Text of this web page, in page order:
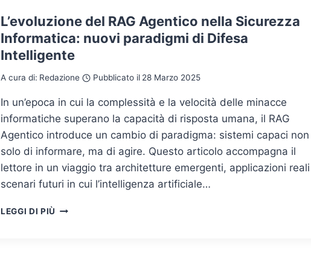
COME
PILASTRO
DI
SICUREZZA
L’evoluzione del RAG Agentico nella Sicurezza
Informatica: nuovi paradigmi di Difesa
Intelligente
A cura di: Redazione Pubblicato il 28 Marzo 2025
In un’epoca in cui la complessità e la velocità delle minacce
informatiche superano la capacità di risposta umana, il RAG
Agentico introduce un cambio di paradigma: sistemi capaci non
solo di informare, ma di agire. Questo articolo accompagna il
lettore in un viaggio tra architetture emergenti, applicazioni
scenari futuri in cui l’intelligenza artificiale…
LEGGI DI PIÙ L’EVOLUZIONE